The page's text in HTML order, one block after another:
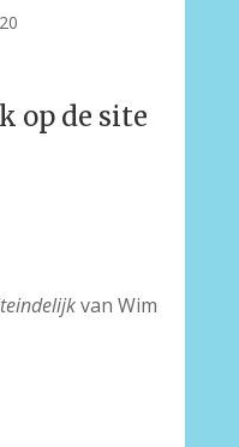
op de site
van Wim